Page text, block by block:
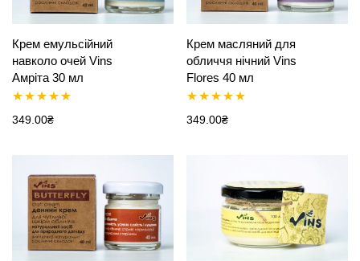
Крем емульсійний
навколо очей Vins
Амріта 30 мл
Оцінено в
349.00₴
Крем масляний для
обличчя нічний Vins
Flores 40 мл
Оцінено в
349.00₴